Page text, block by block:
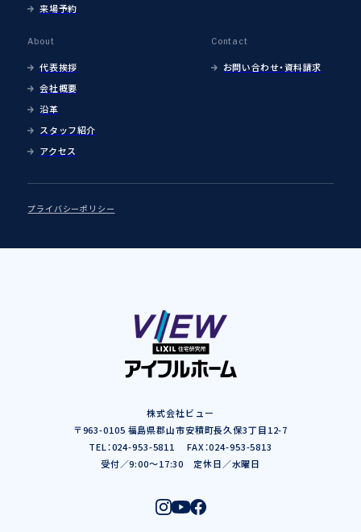
来場予約
About
代表挨拶
会社概要
沿革
スタッフ紹介
アクセス
Contact
お問い合わせ・資料請求
プライバシーポリシー
株式会社ビュー
〒963-0105 福島県郡山市安積町長久保3丁目12-7
TEL：024-953-5811 FAX：024-953-5813
受付／9:00～17:30 定休日／水曜日